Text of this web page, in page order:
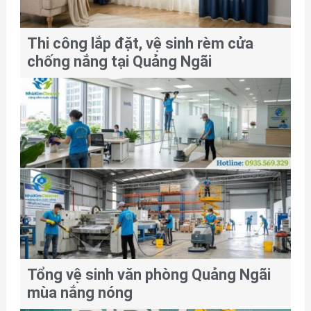
Thi công lắp đặt, vệ sinh rèm cửa
chống nắng tại Quảng Ngãi
Tổng vệ sinh văn phòng Quảng Ngãi
mùa nắng nóng